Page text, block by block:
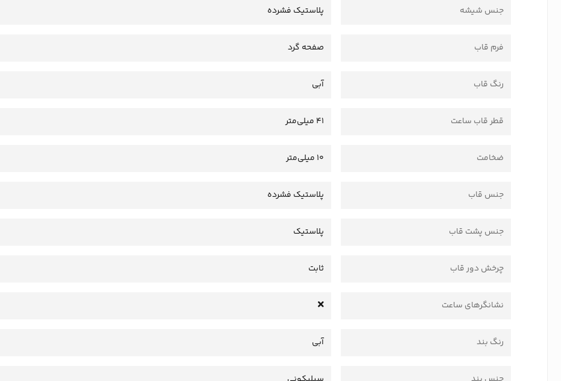
جنس شیشه پلاستیک فشرده
فرم قاب صفحه گرد
رنگ قاب آبی
قطر قاب ساعت 41 میلی‌متر
ضخامت 10 میلی‌متر
جنس قاب پلاستیک فشرده
جنس پشت قاب پلاستیک
چرخش دور قاب ثابت
نشانگرهای ساعت
رنگ بند آبی